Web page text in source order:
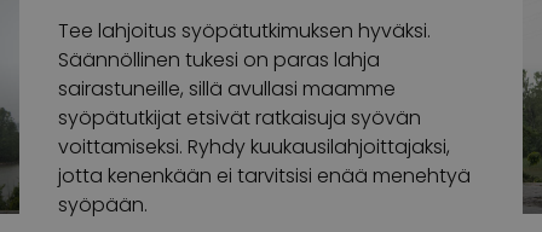
Tee lahjoitus syöpätutkimuksen hyväksi.
Säännöllinen tukesi on paras lahja
sairastuneille, sillä avullasi maamme
syöpätutkijat etsivät ratkaisuja syövän
voittamiseksi. Ryhdy kuukausilahjoittajaksi,
jotta kenenkään ei tarvitsisi enää menehtyä
syöpään.